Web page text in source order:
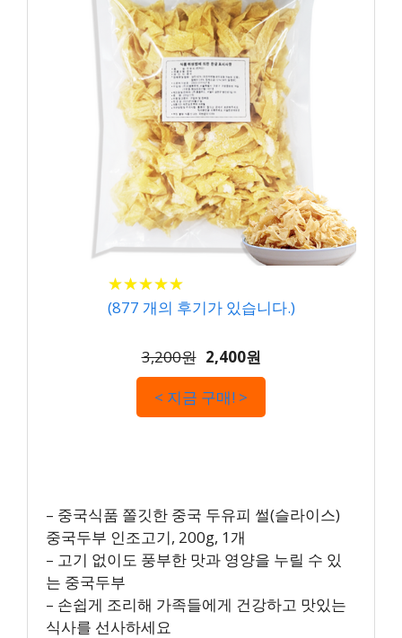
★★★★★
★★★★★
(877 개의 후기가 있습니다.)
3,200원 2,400원
< 지금 구매! >
– 중국식품 쫄깃한 중국 두유피 썰(슬라이스)
중국두부 인조고기, 200g, 1개
– 고기 없이도 풍부한 맛과 영양을 누릴 수 있
는 중국두부
– 손쉽게 조리해 가족들에게 건강하고 맛있는
식사를 선사하세요